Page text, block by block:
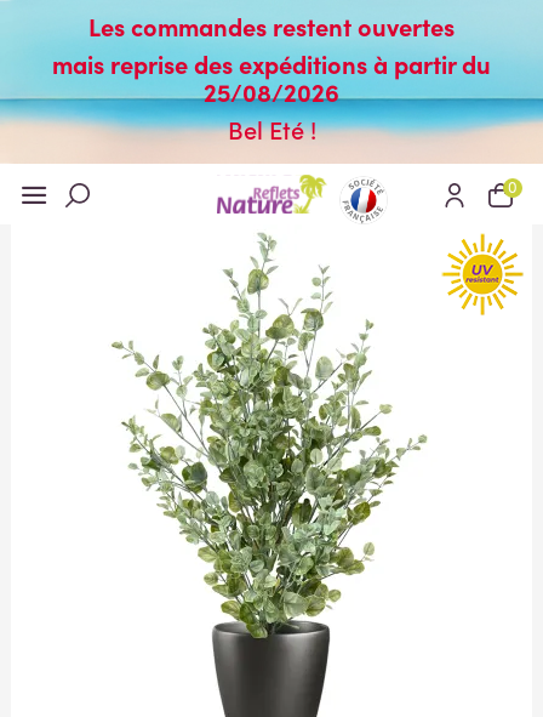
Les commandes restent ouvertes
mais reprise des expéditions à partir du
25/08/2026
Bel Eté !
0